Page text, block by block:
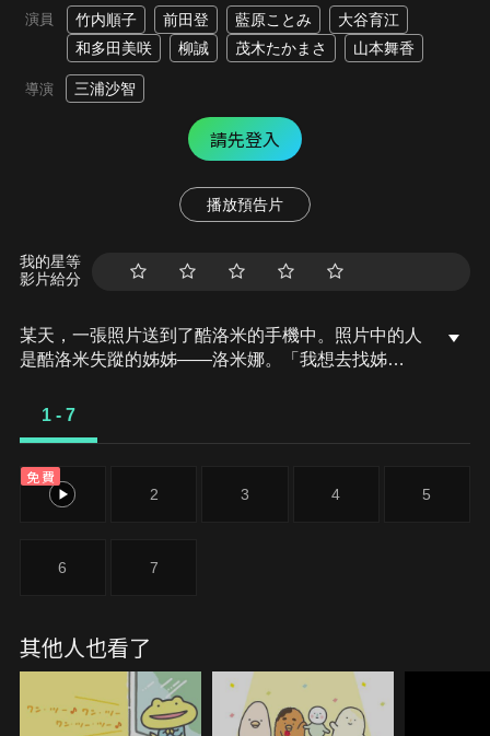
演員 竹内順子 前田登 藍原ことみ
大谷育江
和多田美咲
柳誠 茂木たかまさ 山本舞香
導演 三浦沙智
請先登入
播放預告片
我的星等
影片給分
某天，一張照片送到了酷洛米的手機中。照片中的人
是酷洛米失蹤的姊姊——洛米娜。「我想去找姊
1 - 7
免費
1 2 3 4 5
6 7
其他人也看了